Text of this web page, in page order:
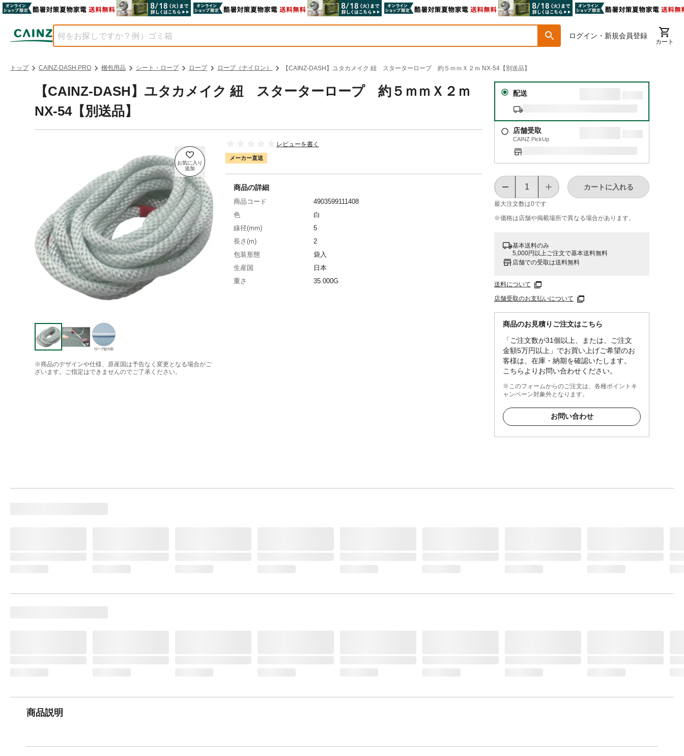
ログイン・新規会員登録
カート
トップ CAINZ-DASH PRO 梱包用品 シート・ロープ ロープ ロープ（ナイロン） 【CAINZ-DASH】ユタカメイク 紐 スターターロープ 約５ｍｍＸ２ｍ NX-54【別送品】
【CAINZ-DASH】ユタカメイク 紐 スターターロープ 約５ｍｍＸ２ｍ
NX-54【別送品】
※商品のデザインや仕様、原産国は予告なく変更となる場合がご
ざいます。ご指定はできませんのでご了承ください。
レビューを書く
メーカー直送
配送
店舗受取
CAINZ PickUp
最大注文数は0です
カートに入れる
※価格は​店舗や​掲載場所で​異なる​場合が​あります。
基本送料のみ
5,000円以上ご注文で基本送料無料
店舗での受取は送料無料
送料について
店舗受取のお支払いについて
商品のお見積りご注文はこちら
「ご注文数が31個以上、または、ご注文
金額5万円以上」でお買い上げご希望のお
客様は、在庫・納期を確認いたします。
こちらよりお問い合わせください。
※このフォームからのご注文は、各種ポイントキ
ャンペーン対象外となります。
お問い合わせ
商品の詳細
商品コード
4903599111408
色
白
線径(mm)
5
長さ(m)
2
包装形態
袋入
生産国
日本
重さ
35.000G
商品説明